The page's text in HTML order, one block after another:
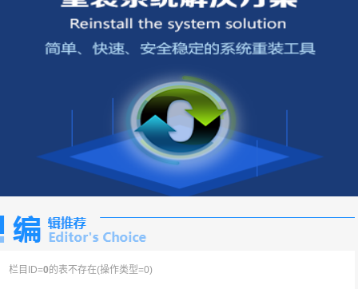
栏目ID=0 的表不存在(操作类型=0)